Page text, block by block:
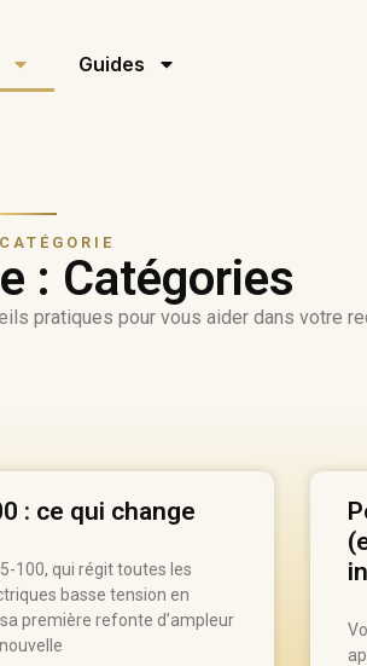
Guides
CATÉGORIE
: Catégories
pratiques pour vous aider dans votre
: ce qui change
100, qui régit toutes les
basse tension en
première refonte d’ampleur